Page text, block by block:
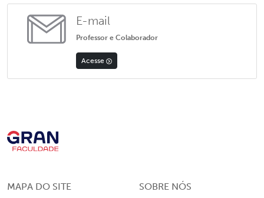
E-mail
Professor e Colaborador
Acesse
MAPA DO SITE SOBRE NÓS